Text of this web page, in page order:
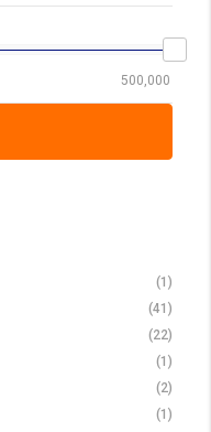
(1)
(41)
(22)
(1)
(2)
(1)